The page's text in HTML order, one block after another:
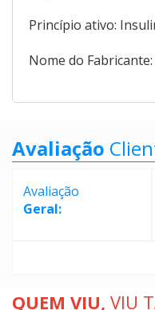
Princípio ativo:
Nome do Fabricante:
Avaliação
Avaliação
Geral:
QUEM VIU, VIU